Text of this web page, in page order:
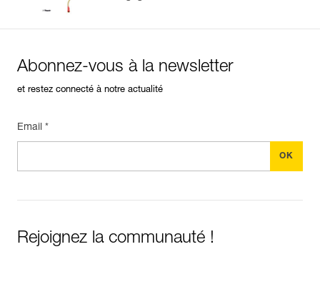
Abonnez-vous à la newsletter
et restez connecté à notre actualité
Email *
Rejoignez la communauté !